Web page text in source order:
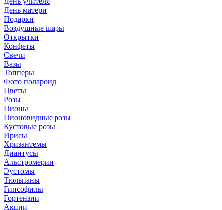
День матери
Подарки
Воздушные шары
Открытки
Конфеты
Свечи
Вазы
Топперы
Фото полароид
Цветы
Розы
Пионы
Пионовидные розы
Кустовые розы
Ирисы
Хризантемы
Диантусы
Альстромерии
Эустомы
Тюльпаны
Гипсофилы
Гортензии
Акции